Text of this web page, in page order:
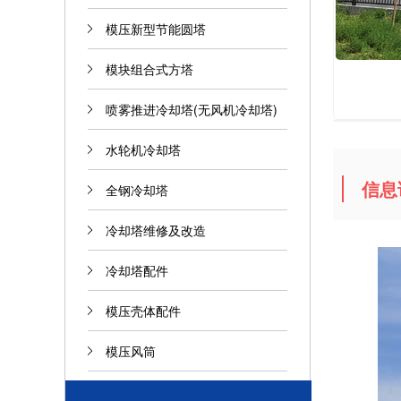
模压新型节能圆塔
模块组合式方塔
喷雾推进冷却塔(无风机冷却塔)
水轮机冷却塔
全钢冷却塔
冷却塔维修及改造
冷却塔配件
模压壳体配件
模压风筒
信